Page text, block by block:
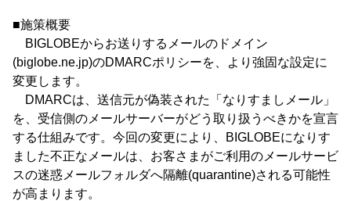
■施策概要
BIGLOBEからお送りするメールのドメイン
(biglobe.ne.jp)のDMARCポリシーを、より強固な設定に
変更します。
DMARCは、送信元が偽装された「なりすましメール」
を、受信側のメールサーバーがどう取り扱うべきかを宣言
する仕組みです。今回の変更により、BIGLOBEになりす
ました不正なメールは、お客さまがご利用のメールサービ
スの迷惑メールフォルダへ隔離(quarantine)される可能性
が高まります。